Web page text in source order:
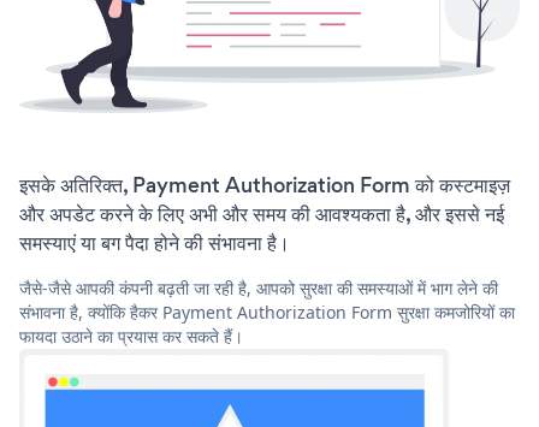
इसके अतिरिक्त, Payment Authorization Form को कस्टमाइज़
और अपडेट करने के लिए अभी और समय की आवश्यकता है, और इससे नई
समस्याएं या बग पैदा होने की संभावना है।
जैसे-जैसे आपकी कंपनी बढ़ती जा रही है, आपको सुरक्षा की समस्याओं में भाग लेने की
संभावना है, क्योंकि हैकर Payment Authorization Form सुरक्षा कमजोरियों का
फायदा उठाने का प्रयास कर सकते हैं।